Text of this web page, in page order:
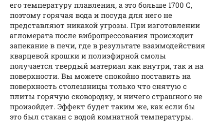
его температуру плавления, а это больше 1700 С,
поэтому горячая вода и посуда для него не
представляют никакой угрозы. При изготовлении
агломерата после вибропрессования происходит
запекание в печи, где в результате взаимодействия
кварцевой крошки и полиэфирной смолы
получается твердый материал как внутри, так и на
поверхности. Вы можете спокойно поставить на
поверхность столешницы только что снятую с
плиты горячую сковородку, и ничего страшного не
произойдет. Эффект будет таким же, как если бы
это был стакан с водой комнатной температуры.